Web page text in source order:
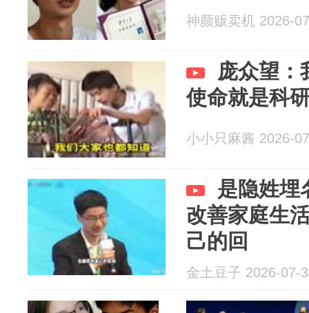
神颜贩卖机 2026-
庞众望：
使命就是科
小小只麻酱 2026-
是隐姓埋
改善家庭生
己的回
金土豆子 2026-07-